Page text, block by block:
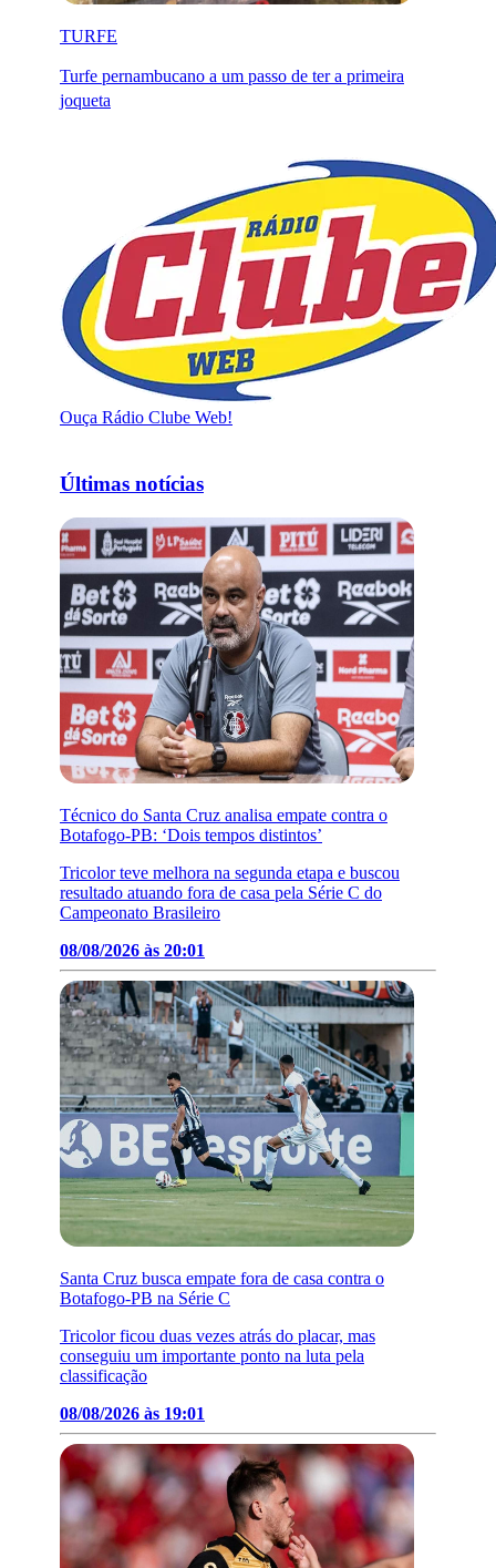
TURFE
Turfe pernambucano a um passo de ter a primeira
joqueta
Ouça Rádio Clube Web!
Últimas notícias
Técnico do Santa Cruz analisa empate contra o
Botafogo-PB: ‘Dois tempos distintos’
Tricolor teve melhora na segunda etapa e buscou
resultado atuando fora de casa pela Série C do
Campeonato Brasileiro
08/08/2026 às 20:01
Santa Cruz busca empate fora de casa contra o
Botafogo-PB na Série C
Tricolor ficou duas vezes atrás do placar, mas
conseguiu um importante ponto na luta pela
classificação
08/08/2026 às 19:01